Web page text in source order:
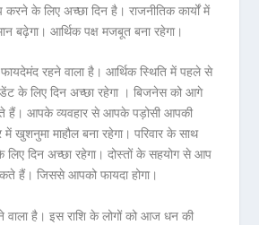
के लिए अच्छा दिन है। राजनीतिक कार्यों में
बढ़ेगा। आर्थिक पक्ष मजबूत बना रहेगा।
फायदेमंद रहने वाला है। आर्थिक स्थिति में पहले से
के लिए दिन अच्छा रहेगा । बिजनेस को आगे
हैं। आपके व्यवहार से आपके पड़ोसी आपकी
खुशनुमा माहौल बना रहेगा। परिवार के साथ
दिन अच्छा रहेगा। दोस्तों के सहयोग से आप
हैं। जिससे आपको फायदा होगा।
वाला है। इस राशि के लोगों को आज धन की